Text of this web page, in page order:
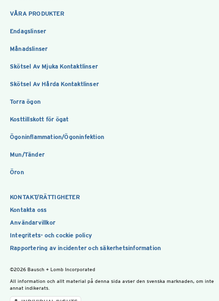
VÅRA PRODUKTER
Endagslinser
Månadslinser
Skötsel Av Mjuka Kontaktlinser
Skötsel Av Hårda Kontaktlinser
Torra ögon
Kosttillskott för ögat
Ögoninflammation/Ögoninfektion
Mun/Tänder
Öron
KONTAKT/RÄTTIGHETER
Kontakta oss
Användarvillkor
Integritets- och cockie policy
Rapportering av incidenter och säkerhetsinformation
©2026 Bausch + Lomb Incorporated
All information och allt material på denna sida avser den svenska marknaden, om inte
annat indikerats.